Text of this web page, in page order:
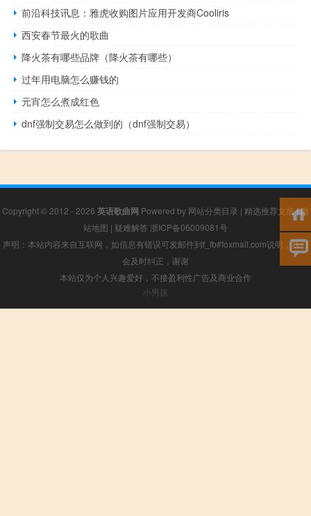
前沿科技讯息：雅虎收购图片应用开发商Cooliris
西安春节最火的歌曲
降火茶有哪些品牌（降火茶有哪些）
过年用电脑怎么赚钱的
元宵怎么煮成红色
dnf强制交易怎么做到的（dnf强制交易）
Copyright © 2012 - 2026 英语歌曲网 Powered by 网站分类目录 | 精选推荐文章|网
站地图 | 疑难解答 浙ICP备06009081号
声明：本站内容来自互联网，如信息有错误可发邮件到f_fb#foxmail.com说明，我们
会及时纠正，谢谢
本站仅为个人兴趣爱好，不接盈利性广告及商业合作
小男孩